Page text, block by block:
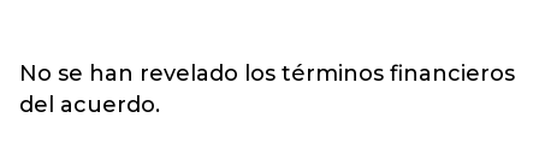
No se han revelado los términos financieros
del acuerdo.